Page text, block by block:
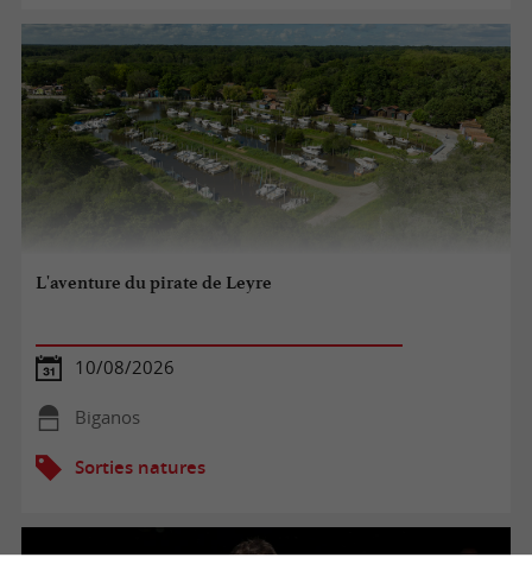
L'aventure du pirate de Leyre
10/08/2026
Biganos
Sorties natures